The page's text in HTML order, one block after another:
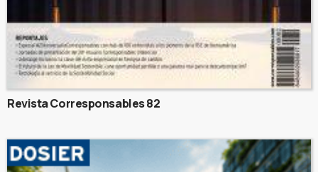
Revista Corresponsables 82